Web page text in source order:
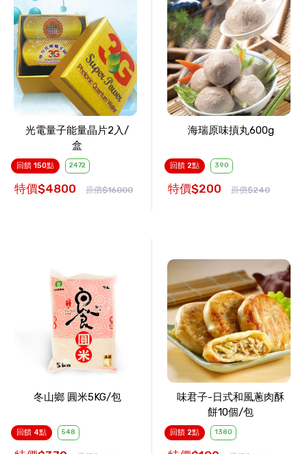
光電量子能量晶片2入/
盒
回饋 150點 2472
特價$4800 原價$16000
海瑞原味摃丸600g
回饋 2點 390
特價$200 原價$240
冬山鄉 圓米5KG/包
回饋 4點 548
味君子-日式和風蔥肉酥
餅10個/包
回饋 2點 1380